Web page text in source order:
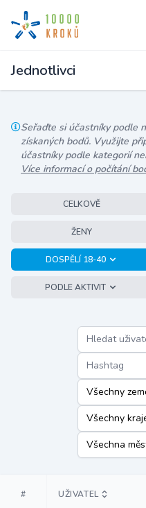
Jednotlivci
Seřaďte si účastníky podle
získaných bodů. Využijte
účastníky podle kategorií
Více informací o počítání
CELKOVĚ
ŽENY
DOSPĚLÍ 18-40
PODLE AKTIVIT
Hashtag
# UŽIVATEL